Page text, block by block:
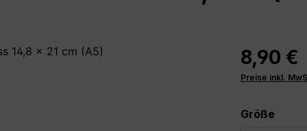
8,90 €
Preise inkl.
Größe